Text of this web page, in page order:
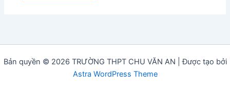
Bản quyền © 2026 TRƯỜNG THPT CHU VĂN AN | Được tạo bởi
Astra WordPress Theme